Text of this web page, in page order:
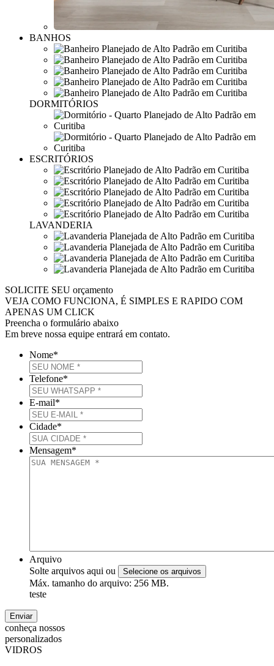
BANHOS
DORMITÓRIOS
ESCRITÓRIOS
LAVANDERIA
SOLICITE SEU orçamento
VEJA COMO FUNCIONA, É SIMPLES E RAPIDO COM
APENAS UM CLICK
Preencha o formulário abaixo
Em breve nossa equipe entrará em contato.
Nome*
Telefone*
E-mail*
Cidade*
Mensagem*
Arquivo
Solte arquivos aqui ou
Selecione os arquivos
Máx. tamanho do arquivo: 256 MB.
teste
conheça nossos
personalizados
VIDROS